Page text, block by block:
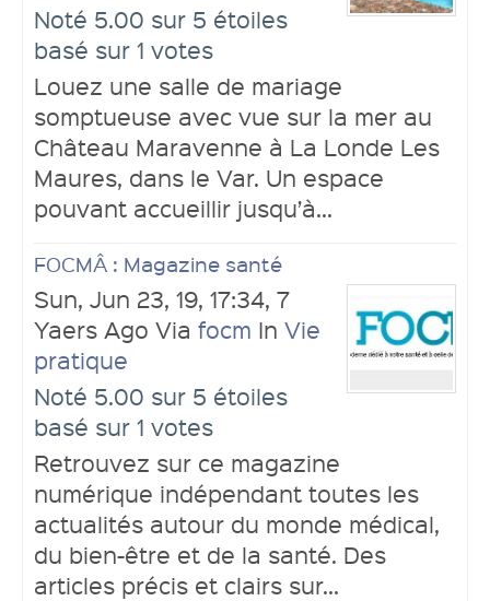
Noté 5.00 sur 5 étoiles
basé sur 1 votes
Louez une salle de mariage
somptueuse avec vue sur la mer au
Château Maravenne à La Londe Les
Maures, dans le Var. Un espace
pouvant accueillir jusqu’à...
FOCMÂ : Magazine santé
Sun, Jun 23, 19, 17:34, 7
Yaers Ago Via focm In Vie
pratique
Noté 5.00 sur 5 étoiles
basé sur 1 votes
Retrouvez sur ce magazine
numérique indépendant toutes les
actualités autour du monde médical,
du bien-être et de la santé. Des
articles précis et clairs sur...